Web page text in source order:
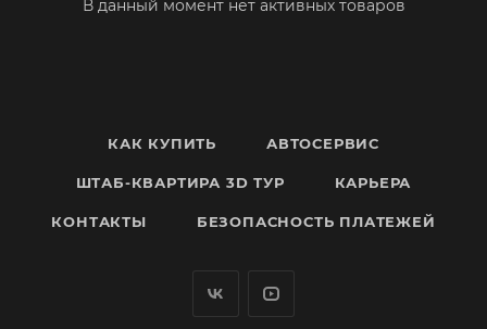
В данный момент нет активных товаров
КАК КУПИТЬ АВТОСЕРВИС
ШТАБ-КВАРТИРА 3D ТУР КАРЬЕРА
КОНТАКТЫ БЕЗОПАСНОСТЬ ПЛАТЕЖЕЙ